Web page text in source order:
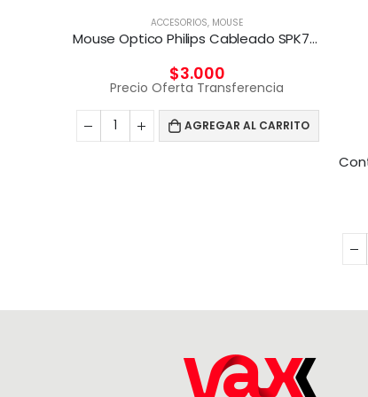
ACCESORIOS, MOUSE
Mouse Optico Philips Cableado SPK7104
$3.000
Precio Oferta Transferencia
AGREGAR AL CARRITO